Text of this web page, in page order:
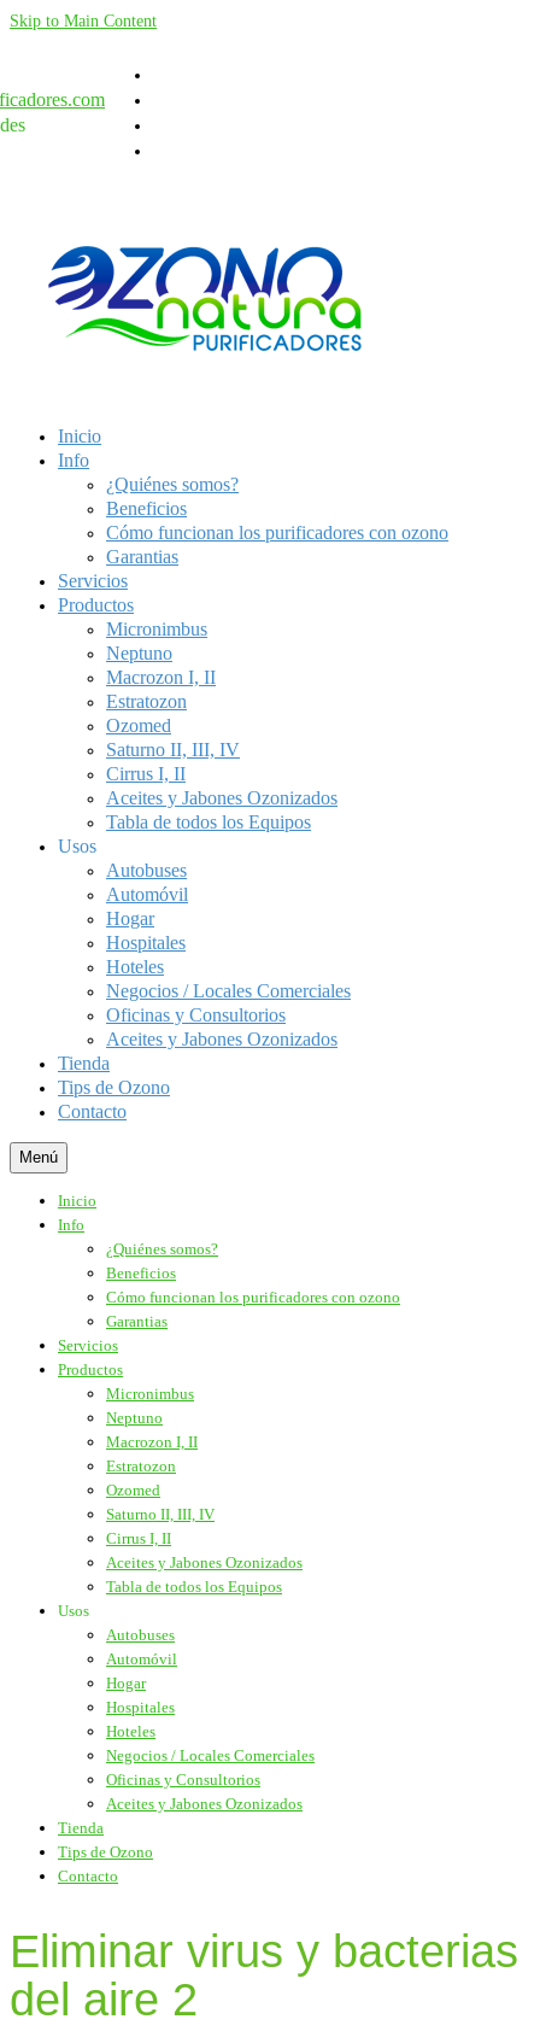
Skip to Main Content
Inicio
Info
¿Quiénes somos?
Beneficios
Cómo funcionan los purificadores con ozono
Garantias
Servicios
Productos
Micronimbus
Neptuno
Macrozon I, II
Estratozon
Ozomed
Saturno II, III, IV
Cirrus I, II
Aceites y Jabones Ozonizados
Tabla de todos los Equipos
Usos
Autobuses
Automóvil
Hogar
Hospitales
Hoteles
Negocios / Locales Comerciales
Oficinas y Consultorios
Aceites y Jabones Ozonizados
Tienda
Tips de Ozono
Contacto
Menú
Inicio
Info
¿Quiénes somos?
Beneficios
Cómo funcionan los purificadores con ozono
Garantias
Servicios
Productos
Micronimbus
Neptuno
Macrozon I, II
Estratozon
Ozomed
Saturno II, III, IV
Cirrus I, II
Aceites y Jabones Ozonizados
Tabla de todos los Equipos
Usos
Autobuses
Automóvil
Hogar
Hospitales
Hoteles
Negocios / Locales Comerciales
Oficinas y Consultorios
Aceites y Jabones Ozonizados
Tienda
Tips de Ozono
Contacto
Eliminar virus y bacterias
del aire 2